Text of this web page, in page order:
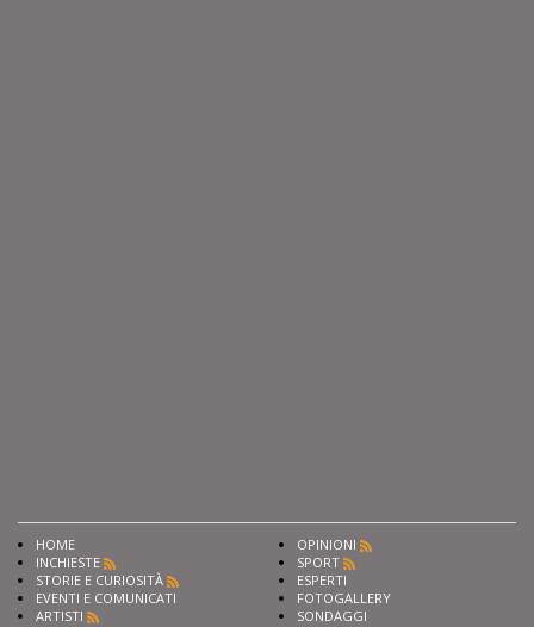
HOME
INCHIESTE
STORIE E CURIOSITÀ
EVENTI E COMUNICATI
ARTISTI
OPINIONI
SPORT
ESPERTI
FOTOGALLERY
SONDAGGI